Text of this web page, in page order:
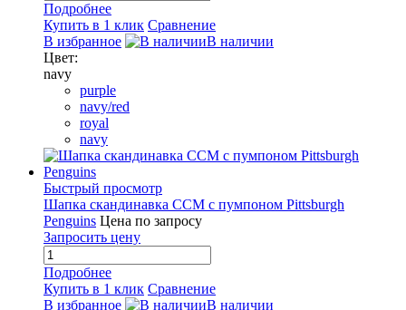
Подробнее
Купить в 1 клик Сравнение
В избранное
В наличии
Цвет:
navy
purple
navy/red
royal
navy
Быстрый просмотр
Шапка скандинавка CCM с пумпоном Pittsburgh
Penguins Цена по запросу
Запросить цену
Подробнее
Купить в 1 клик Сравнение
В избранное
В наличии